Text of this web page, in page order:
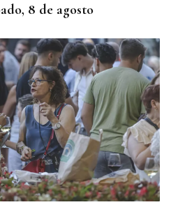
8 de agosto